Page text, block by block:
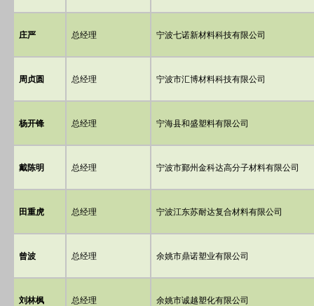
庄严 总经理 宁波七诺新材料科技有限公司
周贞圆 总经理 宁波市汇博材料科技有限公司
杨开锋 总经理 宁海县和盛塑料有限公司
戴陈明 总经理 宁波市鄞州金科达高分子材料有限公司
田重虎 总经理 宁波江东苏耐达复合材料有限公司
曾波 总经理 余姚市鼎诺塑业有限公司
刘林枫 总经理 余姚市诚越塑化有限公司